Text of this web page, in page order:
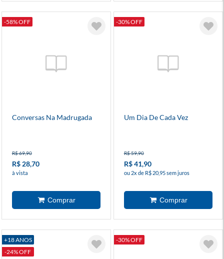
-58% OFF
Conversas Na Madrugada
R$ 69,90
R$ 28,70
à vista
-30% OFF
Um Dia De Cada Vez
R$ 59,90
R$ 41,90
ou 2x de R$ 20,95 sem juros
+18 ANOS
-24% OFF
-30% OFF